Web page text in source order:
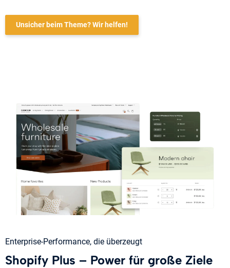
Unsicher beim Theme? Wir helfen!
Enterprise-Performance, die überzeugt
Shopify Plus – Power für große Ziele